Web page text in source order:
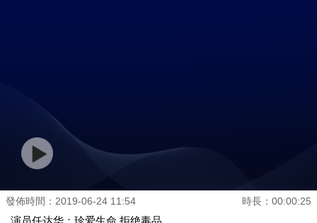
發佈時間：2019-06-24 11:54 時長：00:00:25
演员任达华：珍爱生命 拒绝毒品